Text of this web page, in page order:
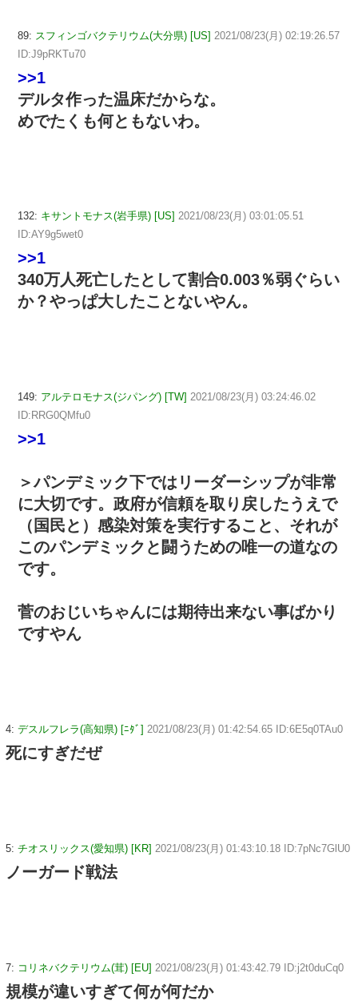
89: スフィンゴバクテリウム(大分県) [US] 2021/08/23(月) 02:19:26.57
ID:J9pRKTu70
>>1
デルタ作った温床だからな。
めでたくも何ともないわ。
132: キサントモナス(岩手県) [US] 2021/08/23(月) 03:01:05.51
ID:AY9g5wet0
>>1
340万人死亡したとして割合0.003％弱ぐらい
か？やっぱ大したことないやん。
149: アルテロモナス(ジパング) [TW] 2021/08/23(月) 03:24:46.02
ID:RRG0QMfu0
>>1
＞パンデミック下ではリーダーシップが非常
に大切です。政府が信頼を取り戻したうえで
（国民と）感染対策を実行すること、それが
このパンデミックと闘うための唯一の道なの
です。
菅のおじいちゃんには期待出来ない事ばかり
ですやん
4: デスルフレラ(高知県) [ﾆﾀﾞ] 2021/08/23(月) 01:42:54.65 ID:6E5q0TAu0
死にすぎだぜ
5: チオスリックス(愛知県) [KR] 2021/08/23(月) 01:43:10.18 ID:7pNc7GlU0
ノーガード戦法
7: コリネバクテリウム(茸) [EU] 2021/08/23(月) 01:43:42.79 ID:j2t0duCq0
規模が違いすぎて何が何だか